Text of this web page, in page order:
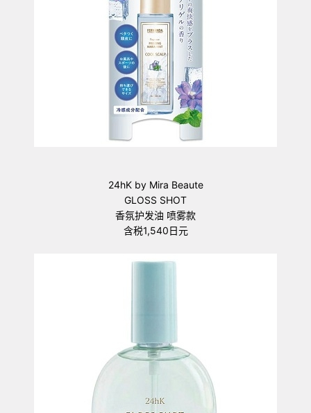
24hK by Mira Beaute
GLOSS SHOT
香氛护发油 喷雾款
含税1,540日元